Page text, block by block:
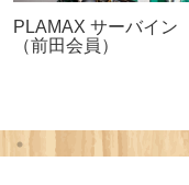
PLAMAX サーバイン
（前田会員）